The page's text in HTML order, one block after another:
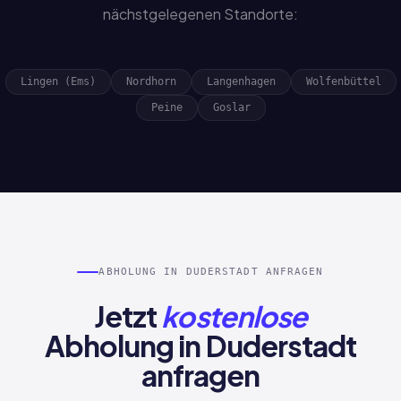
nächstgelegenen Standorte:
Lingen (Ems) Nordhorn Langenhagen Wolfenbüttel
Peine Goslar
ABHOLUNG IN DUDERSTADT ANFRAGEN
Jetztkostenlose
Abholung in Duderstadt
anfragen